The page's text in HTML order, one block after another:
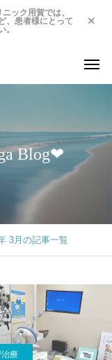
ック用賀では、
、患者様にとって
。
Blog❤︎
3月の記事一覧
療